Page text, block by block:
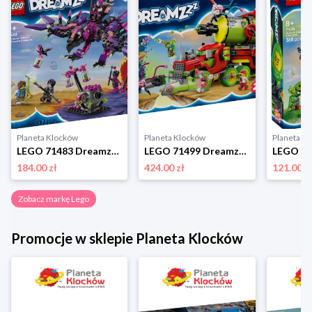
Planeta Klocków
LEGO 71483 Dreamzzz Stwory z koszmarów Nigdywiedźmy Lego
184.00 zł
Planeta Klocków
LEGO 71499 Dreamzzz Sprayowa ciężarówka Mateo Lego
424.00 zł
Planeta
121.00 zł
Zobacz markę Lego
Promocje w sklepie Planeta Klocków